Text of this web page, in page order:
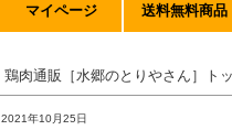
マイページ 送料無料商品
鶏肉通販［水郷のとりやさん］ト
2021年10月25日